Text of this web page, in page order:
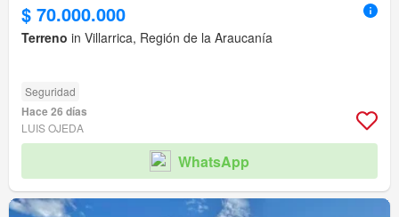
$ 70.000.000
Terreno in Villarrica, Región de la Araucanía
Seguridad
Hace 26 días
LUIS OJEDA
WhatsApp